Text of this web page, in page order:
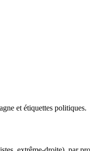
et étiquettes politiques.